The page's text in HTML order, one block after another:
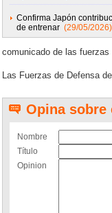
Confirma Japón
de entrenar (29/05/2026)
comunicado de las
Las Fuerzas de Defensa
Opina sobre
Nombre
Título
Opinion